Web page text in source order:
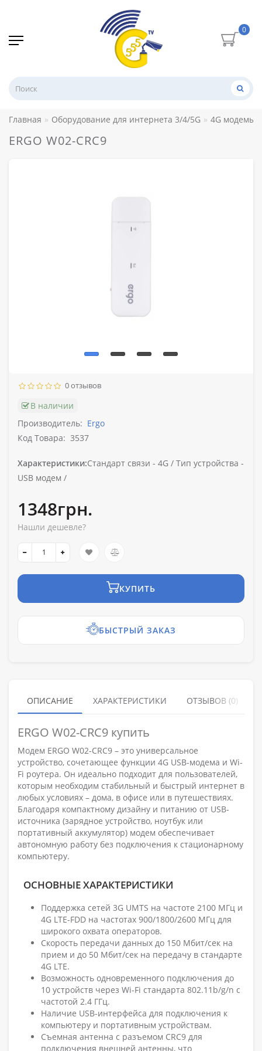
0
Главная Оборудование для интернета 3/4/5G 4G модемы
ERGO W02-CRC9
0 отзывов
В наличии
Производитель: Ergo
Код Товара: 3537
Характеристики:Стандарт связи - 4G / Тип устройства -
USB модем /
1348грн.
Нашли дешевле?
КУПИТЬ
БЫСТРЫЙ ЗАКАЗ
ОПИСАНИЕ ХАРАКТЕРИСТИКИ ОТЗЫВОВ (0)
ERGO W02-CRC9 купить
Модем ERGO W02-CRC9 – это универсальное
устройство, сочетающее функции 4G USB-модема и Wi-
Fi роутера. Он идеально подходит для пользователей,
которым необходим стабильный и быстрый интернет в
любых условиях – дома, в офисе или в путешествиях.
Благодаря компактному дизайну и питанию от USB-
источника (зарядное устройство, ноутбук или
портативный аккумулятор) модем обеспечивает
автономную работу без подключения к стационарному
компьютеру.
ОСНОВНЫЕ ХАРАКТЕРИСТИКИ
Поддержка сетей 3G UMTS на частоте 2100 МГц и
4G LTE-FDD на частотах 900/1800/2600 МГц для
широкого охвата операторов.
Скорость передачи данных до 150 Мбит/сек на
прием и до 50 Мбит/сек на передачу в стандарте
4G LTE.
Возможность одновременного подключения до
10 устройств через Wi-Fi стандарта 802.11b/g/n с
частотой 2.4 ГГц.
Наличие USB-интерфейса для подключения к
компьютеру и портативным устройствам.
Съемная антенна с разъемом CRC9 для
подключения внешней антенны, что